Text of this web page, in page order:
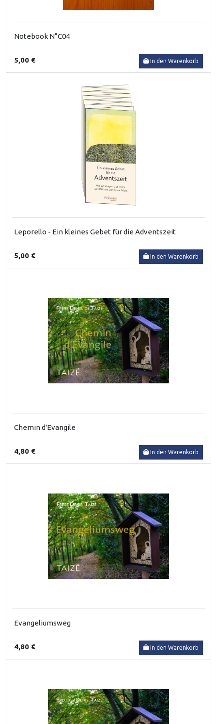
Notebook N°C04
5,00 € In den Warenkorb
Leporello - Ein kleines Gebet für die Adventszeit
5,00 € In den Warenkorb
Chemin d'Evangile
4,80 € In den Warenkorb
Evangeliumsweg
4,80 € In den Warenkorb